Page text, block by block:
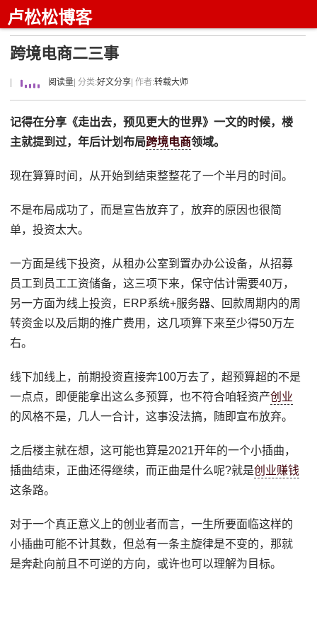
卢松松博客
跨境电商二三事
阅读量 | 分类:好文分享 | 作者:转载大师
记得在分享《走出去，预见更大的世界》一文的时候，楼
主就提到过，年后计划布局跨境电商领域。
现在算算时间，从开始到结束整整花了一个半月的时间。
不是布局成功了，而是宣告放弃了，放弃的原因也很简
单，投资太大。
一方面是线下投资，从租办公室到置办办公设备，从招募
员工到员工工资储备，这三项下来，保守估计需要40万，
另一方面为线上投资，ERP系统+服务器、回款周期内的周
转资金以及后期的推广费用，这几项算下来至少得50万左
右。
线下加线上，前期投资直接奔100万去了，超预算超的不是
一点点，即便能拿出这么多预算，也不符合咱轻资产创业
的风格不是，几人一合计，这事没法搞，随即宣布放弃。
之后楼主就在想，这可能也算是2021开年的一个小插曲，
插曲结束，正曲还得继续，而正曲是什么呢?就是创业赚钱
这条路。
对于一个真正意义上的创业者而言，一生所要面临这样的
小插曲可能不计其数，但总有一条主旋律是不变的，那就
是奔赴向前且不可逆的方向，或许也可以理解为目标。